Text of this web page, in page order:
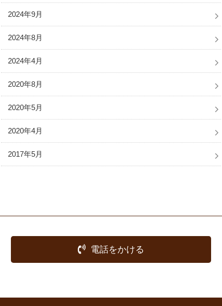
2024年9月
2024年8月
2024年4月
2020年8月
2020年5月
2020年4月
2017年5月
電話をかける